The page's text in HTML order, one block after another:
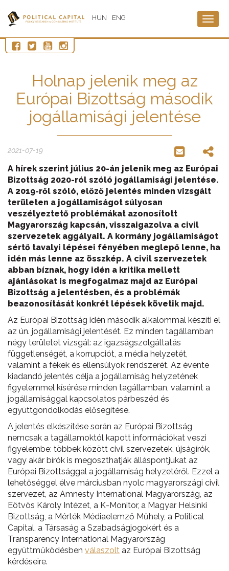
HUN ENG
Holnap jelenik meg az
Európai Bizottság második
jogállamisági jelentése
2021-07-19
A hírek szerint július 20-án jelenik meg az Európai
Bizottság 2020-ról szóló jogállamisági jelentése.
A 2019-ről szóló, előző jelentés minden vizsgált
területen a jogállamiságot súlyosan
veszélyeztető problémákat azonosított
Magyarország kapcsán, visszaigazolva a civil
szervezetek aggályait. A kormány jogállamiságot
sértő tavalyi lépései fényében meglepő lenne, ha
idén más lenne az összkép. A civil szervezetek
abban bíznak, hogy idén a kritika mellett
ajánlásokat is megfogalmaz majd az Európai
Bizottság a jelentésben, és a problémák
beazonosítását konkrét lépések követik majd.
Az Európai Bizottság idén második alkalommal készíti el
az ún. jogállamisági jelentését. Ez minden tagállamban
négy területet vizsgál: az igazságszolgáltatás
függetlenségét, a korrupciót, a média helyzetét,
valamint a fékek és ellensúlyok rendszerét. Az évente
kiadandó jelentés célja a jogállamiság helyzetének
figyelemmel kísérése minden tagállamban, valamint a
jogállamisággal kapcsolatos párbeszéd és
együttgondolkodás elősegítése.
A jelentés elkészítése során az Európai Bizottság
nemcsak a tagállamoktól kapott információkat veszi
figyelembe: többek között civil szervezetek, újságírók,
vagy akár bírók is megoszthatják álláspontjukat az
Európai Bizottsággal a jogállamiság helyzetéről. Ezzel a
lehetőséggel élve márciusban nyolc magyarországi civil
szervezet, az Amnesty International Magyarország, az
Eötvös Károly Intézet, a K-Monitor, a Magyar Helsinki
Bizottság, a Mérték Médiaelemző Műhely, a Political
Capital, a Társaság a Szabadságjogokért és a
Transparency International Magyarország
együttműködésben válaszolt az Európai Bizottság
kérdéseire.